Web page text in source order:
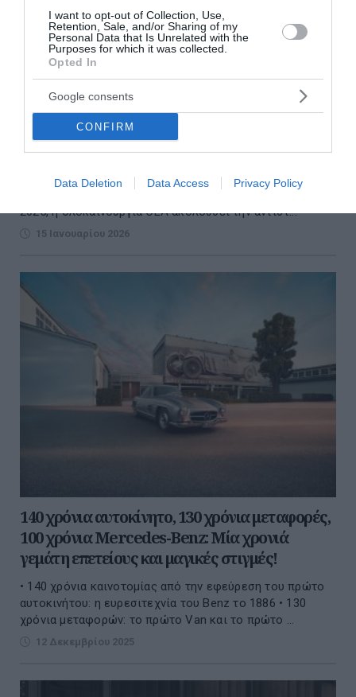
I want to opt-out of Collection, Use,
Retention, Sale, and/or Sharing of my
Personal Data that Is Unrelated with the
Purposes for which it was collected.
Opted In
Google consents
CONFIRM
Data Deletion Data Access Privacy Policy
Mercedes-Benz :«Best Performer» στο Euro
NCAP: η ολοκαίνουργια ηλεκτρική CLA είναι
το ασφαλέστερο αυτοκίνητο που δοκιμάστηκε
το 2025
Ως το μοντέλο που κατέγραψε την κορυφαία συνολική
2025, η ολοκαίνουργια CLA ακολουθεί την αντίστ...
15 Ιανουαρίου 2026
140 χρόνια αυτοκίνητο, 130 χρόνια μεταφορές,
100 χρόνια Mercedes-Benz: Μία χρονιά
γεμάτη επετείους και μαγικές στιγμές!
• 140 χρόνια καινοτομίας από την εφεύρεση του πρώτο
αυτοκινήτου: η ευρεσιτεχνία του Benz το 1886 • 130
χρόνια μεταφορών: το πρώτο Van και το πρώτο ...
12 Δεκεμβρίου 2025